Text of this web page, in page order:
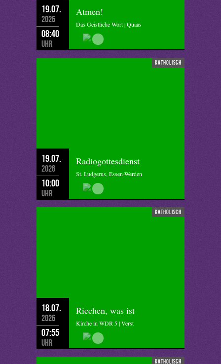
19.07.
2026
08:40
Uhr
Atmen!
Das Geistliche Wort | Quaas
katholisch
19.07.
2026
10:00
Uhr
Radiogottesdienst
St. Ludgerus, Essen-Werden
katholisch
18.07.
2026
07:55
Uhr
Riechen, was ist
Kirche in WDR 5 | Verst
katholisch